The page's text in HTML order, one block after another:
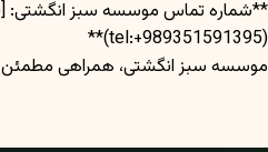
(tel:+989351591395)**
موسسه سبز انگشتی، همراهی